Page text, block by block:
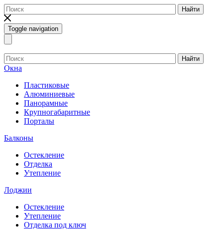
Найти
Toggle navigation
Найти
Окна
Пластиковые
Алюминиевые
Панорамные
Крупногабаритные
Порталы
Балконы
Остекление
Отделка
Утепление
Лоджии
Остекление
Утепление
Отделка под ключ